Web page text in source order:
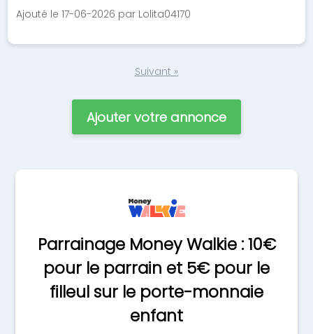
Ajouté le 17-06-2026 par Lolita04170
Suivant »
Ajouter votre annonce
Parrainage Money Walkie : 10€
pour le parrain et 5€ pour le
filleul sur le porte-monnaie
enfant